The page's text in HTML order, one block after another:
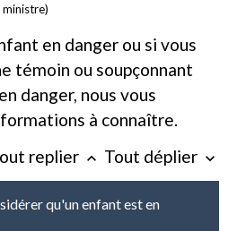
en danger ou si vous
témoin ou soupçonnant
danger, nous vous
à connaître.
replier keyboard_arrow_up Tout déplier keyboard_arrow_down
qu'un enfant est en